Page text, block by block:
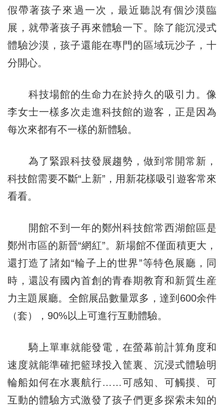
假帶著孩子來過一次，最近聽説有個沙漠臨
展，就帶著孩子再來體驗一下。除了能沉浸式
體驗沙漠，孩子還能在專門的區域玩沙子，十
分開心。
科技場館的生命力在於持久的吸引力。像
李女士一樣多次走進科技館的遊客，正是因為
每次來都有不一樣的新體驗。
為了緊跟科技發展趨勢，做到常開常新，
科技館需要不斷“上新”，用新花樣吸引遊客常來
看看。
開館不到一年的鄭州科技館常西湖館區是
鄭州市區的新晉“網紅”。新場館不僅面積更大，
還打造了諸如“輪子上的世界”等特色展廳，同
時，還設有國內首創的青春期教育和新質生産
力主題展廳。全館展品數量眾多，達到600余件
（套），90%以上可進行互動體驗。
騎上單車就能發電，在螢幕前計算角度和
速度就能準確把籃球投入筐裏、沉浸式體驗明
輪船如何在水裏航行……可感知、可觸摸、可
互動的體驗方式激發了孩子們更多探索未知的